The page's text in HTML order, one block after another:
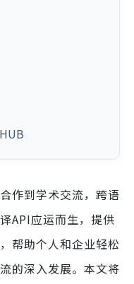
作到学术交流，跨语
API应运而生，提供
帮助个人和企业轻松
的深入发展。本文将